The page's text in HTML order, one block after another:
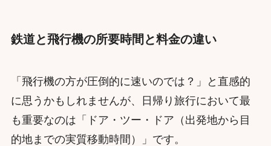
鉄道と飛行機の所要時間と料金の違い
「飛行機の方が圧倒的に速いのでは？」と直感的
に思うかもしれませんが、日帰り旅行において最
も重要なのは「ドア・ツー・ドア（出発地から目
的地までの実質移動時間）」です。